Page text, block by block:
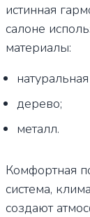
истинная
салоне
материалы:
дерево;
металл.
Комфортная
система,
создают